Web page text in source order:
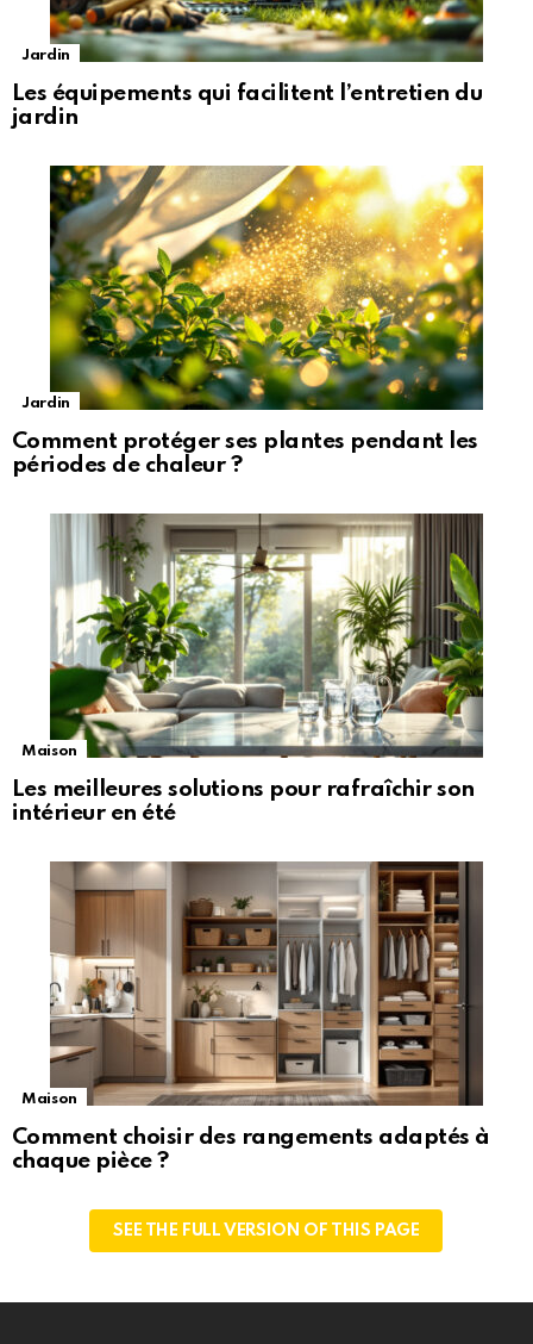
Jardin
Les équipements qui facilitent l’entretien du
jardin
Jardin
Comment protéger ses plantes pendant les
périodes de chaleur ?
Maison
Les meilleures solutions pour rafraîchir son
intérieur en été
Maison
Comment choisir des rangements adaptés à
chaque pièce ?
SEE THE FULL VERSION OF THIS PAGE